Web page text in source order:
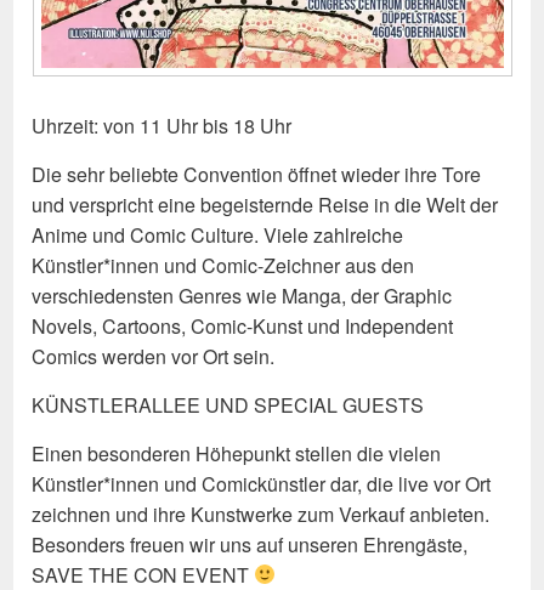
Uhrzeit: von 11 Uhr bis 18 Uhr
Die sehr beliebte Convention öffnet wieder ihre Tore
und verspricht eine begeisternde Reise in die Welt der
Anime und Comic Culture. Viele zahlreiche
Künstler*innen und Comic-Zeichner aus den
verschiedensten Genres wie Manga, der Graphic
Novels, Cartoons, Comic-Kunst und Independent
Comics werden vor Ort sein.
KÜNSTLERALLEE UND SPECIAL GUESTS
Einen besonderen Höhepunkt stellen die vielen
Künstler*innen und Comickünstler dar, die live vor Ort
zeichnen und ihre Kunstwerke zum Verkauf anbieten.
Besonders freuen wir uns auf unseren Ehrengäste,
SAVE THE CON EVENT